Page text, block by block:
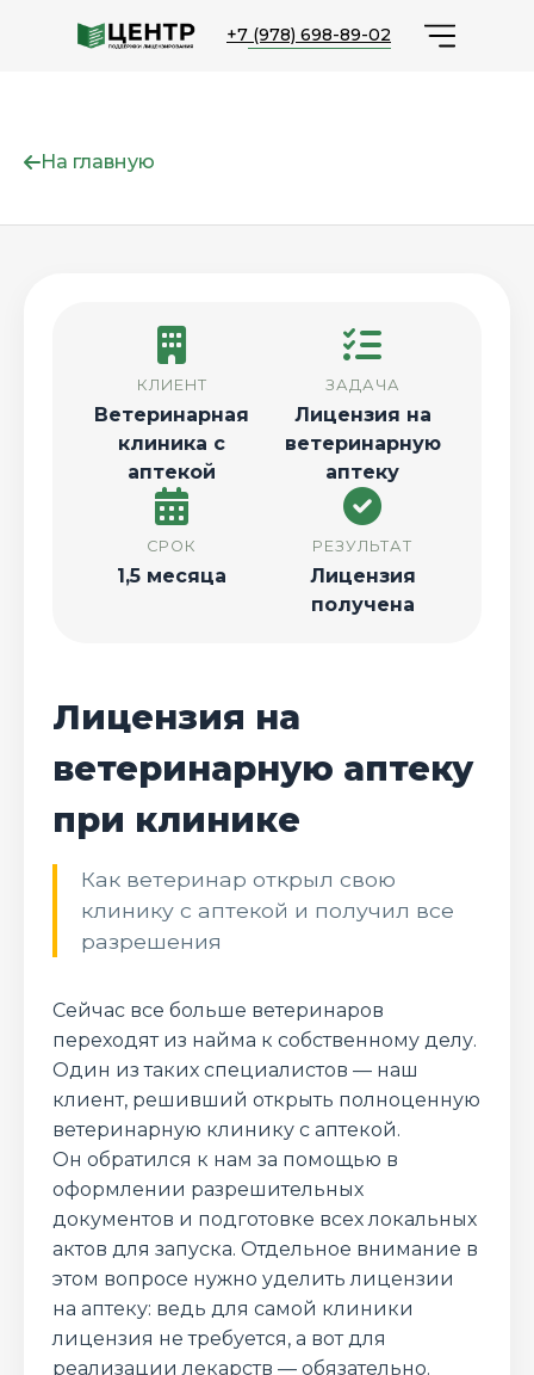
+7 (978) 698-89-02
На главную
КЛИЕНТ
Ветеринарная
клиника с
аптекой
ЗАДАЧА
Лицензия на
ветеринарную
аптеку
СРОК
1,5 месяца
РЕЗУЛЬТАТ
Лицензия
получена
Лицензия на
ветеринарную аптеку
при клинике
Как ветеринар открыл свою
клинику с аптекой и получил все
разрешения
Сейчас все больше ветеринаров
переходят из найма к собственному делу.
Один из таких специалистов — наш
клиент, решивший открыть полноценную
ветеринарную клинику с аптекой.
Он обратился к нам за помощью в
оформлении разрешительных
документов и подготовке всех локальных
актов для запуска. Отдельное внимание в
этом вопросе нужно уделить лицензии
на аптеку: ведь для самой клиники
лицензия не требуется, а вот для
реализации лекарств — обязательно.